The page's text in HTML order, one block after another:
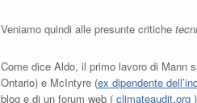
Veniamo quindi alle presunte critiche
Come dice Aldo, il primo lavoro di Mann
Ontario) e McIntyre (ex dipendente
blog e di un forum web ( climateaudit.org )